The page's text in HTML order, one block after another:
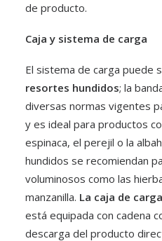
de producto.
Caja y sistema de carga
El sistema de carga puede
resortes hundidos; la
diversas normas vigentes
y es ideal para productos
espinaca, el perejil o la
hundidos se recomiendan
voluminosos como las
manzanilla. La caja de
está equipada con cadena
descarga del producto